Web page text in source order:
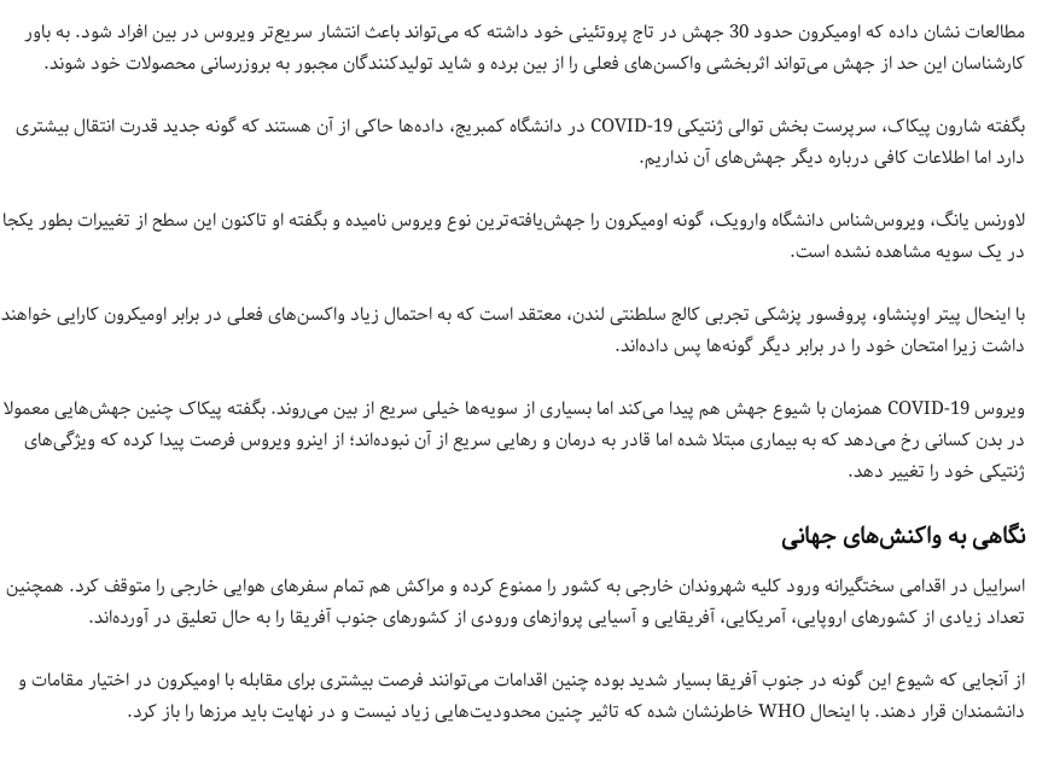
مطالعات نشان داده که اومیکرون حدود 30 جهش در تاج پروتئینی خود داشته که می‌تواند باعث انتشار سریع‌تر ویروس در بین افراد شود. به باور
کارشناسان این حد از جهش‌ می‌تواند اثربخشی واکسن‌های فعلی را از بین برده و شاید تولیدکنندگان مجبور به بروزرسانی محصولات خود شوند.
بگفته شارون پیکاک، سرپرست بخش توالی ژنتیکی COVID-19 در دانشگاه کمبریج، داده‌ها حاکی از آن هستند که گونه جدید قدرت انتقال بیشتری
دارد اما اطلاعات کافی درباره دیگر جهش‌های آن نداریم.
لاورنس یانگ، ویروس‌شناس دانشگاه وارویک، گونه اومیکرون را جهش‌یافته‌ترین نوع ویروس نامیده و بگفته او تاکنون این سطح از تغییرات بطور یکجا
در یک سویه مشاهده نشده است.
با اینحال پیتر اوپنشاو، پروفسور پزشکی تجربی کالج سلطنتی لندن، معتقد است که به احتمال زیاد واکسن‌های فعلی در برابر اومیکرون کارایی خواهند
داشت زیرا امتحان خود را در برابر دیگر گونه‌ها پس داده‌اند.
ویروس COVID-19 همزمان با شیوع جهش هم پیدا می‌کند اما بسیاری از سویه‌ها خیلی سریع از بین می‌روند. بگفته پیکاک چنین جهش‌هایی معمولا
در بدن کسانی رخ می‌دهد که به بیماری مبتلا شده اما قادر به درمان و رهایی سریع از آن نبوده‌اند؛ از اینرو ویروس فرصت پیدا کرده که ویژگی‌های
ژنتیکی خود را تغییر دهد.
نگاهی به واکنش‌های جهانی
اسراییل در اقدامی سختگیرانه ورود کلیه شهروندان خارجی به کشور را ممنوع کرده و مراکش هم تمام سفرهای هوایی خارجی را متوقف کرد. همچنین
تعداد زیادی از کشورهای اروپایی‌، آمریکایی، آفریقایی و آسیایی پروازهای ورودی از کشورهای جنوب آفریقا را به حال تعلیق در آورده‌اند.
از آنجایی که شیوع این گونه در جنوب آفریقا بسیار شدید بوده چنین اقدامات می‌توانند فرصت بیشتری برای مقابله با اومیکرون در اختیار مقامات و
دانشمندان قرار دهند. با اینحال WHO خاطرنشان شده که تاثیر چنین محدودیت‌هایی زیاد نیست و در نهایت باید مرزها را باز کرد.